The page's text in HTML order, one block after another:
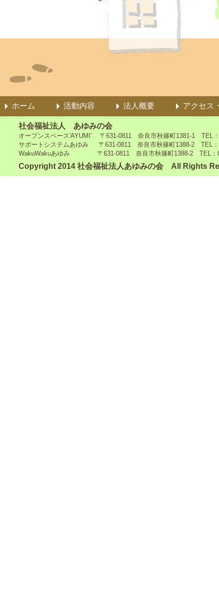
ホーム 活動内容 法人概要 アクセス
社会福祉法人 あゆみの会
オープンスペース'AYUMI' 〒631-0811 奈良市秋篠町1381-1 TEL
サポートシステムあゆみ 〒631-0811 奈良市秋篠町1388-2 TEL：
WakuWakuあゆみ 〒631-0811 奈良市秋篠町1388-2 TEL：
Copyright 2014 社会福祉法人あゆみの会 All Rights